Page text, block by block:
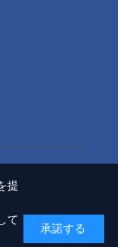
提
。
て
承諾する